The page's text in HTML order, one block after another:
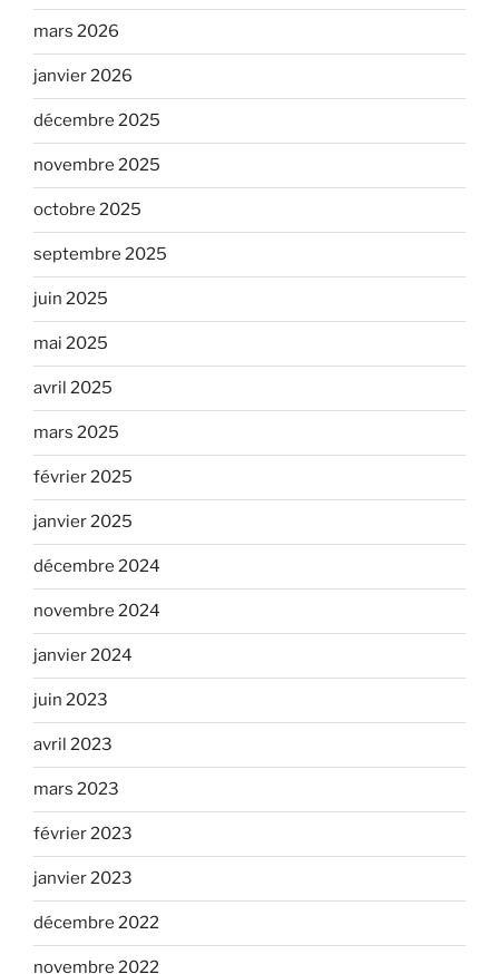
mars 2026
janvier 2026
décembre 2025
novembre 2025
octobre 2025
septembre 2025
juin 2025
mai 2025
avril 2025
mars 2025
février 2025
janvier 2025
décembre 2024
novembre 2024
janvier 2024
juin 2023
avril 2023
mars 2023
février 2023
janvier 2023
décembre 2022
novembre 2022